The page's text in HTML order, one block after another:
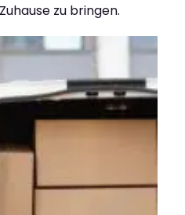
zu bringen.